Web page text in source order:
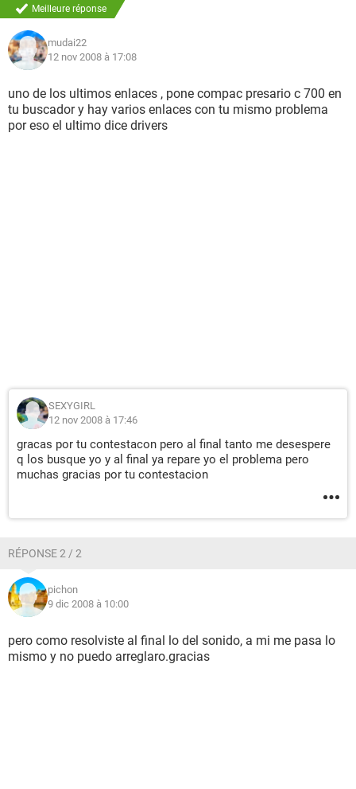
Meilleure réponse
mudai22
12 nov 2008 à 17:08
uno de los ultimos enlaces , pone compac presario c 700 en
tu buscador y hay varios enlaces con tu mismo problema
por eso el ultimo dice drivers
SEXYGIRL
12 nov 2008 à 17:46
gracas por tu contestacon pero al final tanto me desespere
q los busque yo y al final ya repare yo el problema pero
muchas gracias por tu contestacion
RÉPONSE 2 / 2
pichon
9 dic 2008 à 10:00
pero como resolviste al final lo del sonido, a mi me pasa lo
mismo y no puedo arreglaro.gracias